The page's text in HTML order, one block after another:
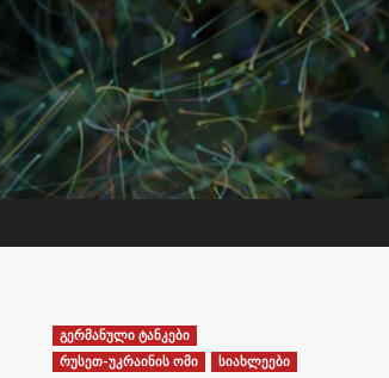
გერმანული ტანკები
რუსეთ-უკრაინის ომი
სიახლეები